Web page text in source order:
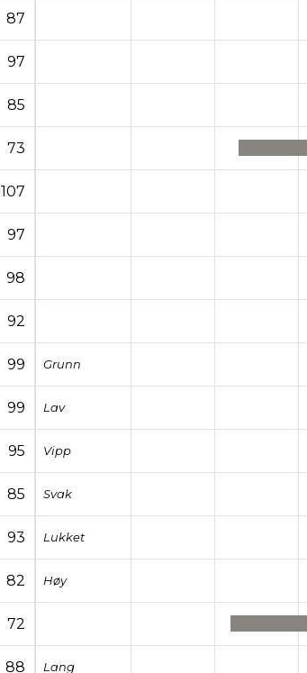
87
97
85
73
107
97
98
92
99 Grunn
99 Lav
95 Vipp
85 Svak
93 Lukket
82 Høy
72
88 Lang